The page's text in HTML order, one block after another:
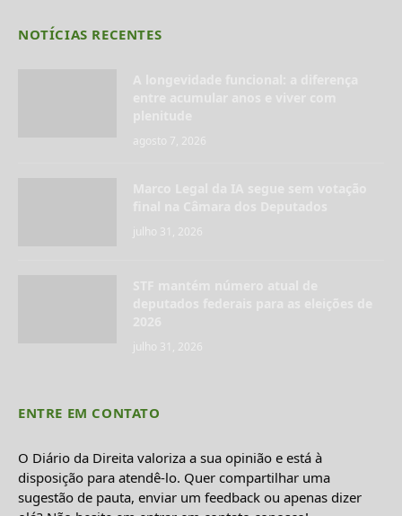
NOTÍCIAS RECENTES
agosto 7, 2026
julho 31, 2026
julho 31, 2026
ENTRE EM CONTATO
O Diário da Direita valoriza a sua opinião e está à
disposição para atendê-lo. Quer compartilhar uma
sugestão de pauta, enviar um feedback ou apenas dizer